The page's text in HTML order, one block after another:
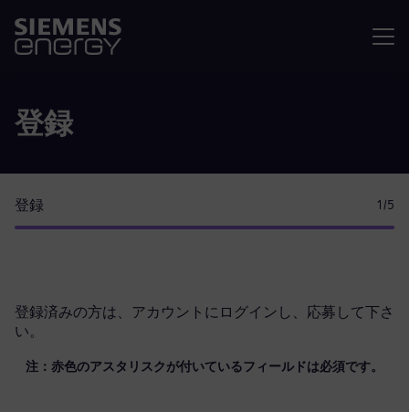
登録
登録 1 /5
登録済みの方は、 アカウントにログイン し、応募して下さ
い。
注：赤色のアスタリスクが付いているフィールドは必須です。